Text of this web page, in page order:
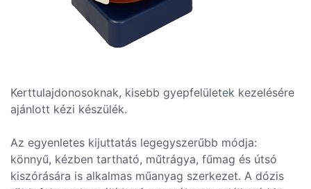
Kerttulajdonosoknak, kisebb gyepfelületek kezelésére
ajánlott kézi készülék.
Az egyenletes kijuttatás legegyszerűbb módja:
könnyű, kézben tartható, műtrágya, fűmag és útsó
kiszórására is alkalmas műanyag szerkezet. A dózis